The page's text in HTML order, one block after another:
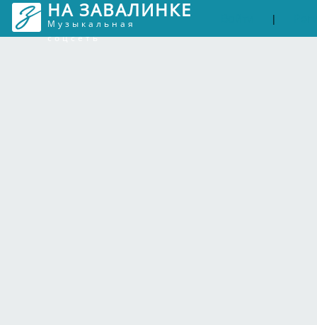
НА ЗАВАЛИНКЕ
Музыкальная
соцсеть
|